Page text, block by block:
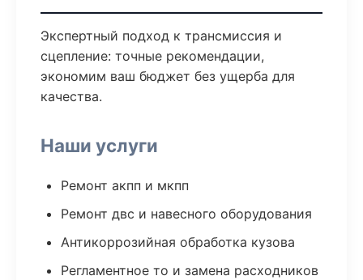
Экспертный подход к трансмиссия и
сцепление: точные рекомендации,
экономим ваш бюджет без ущерба для
качества.
Наши услуги
Ремонт акпп и мкпп
Ремонт двс и навесного оборудования
Антикоррозийная обработка кузова
Регламентное то и замена расходников